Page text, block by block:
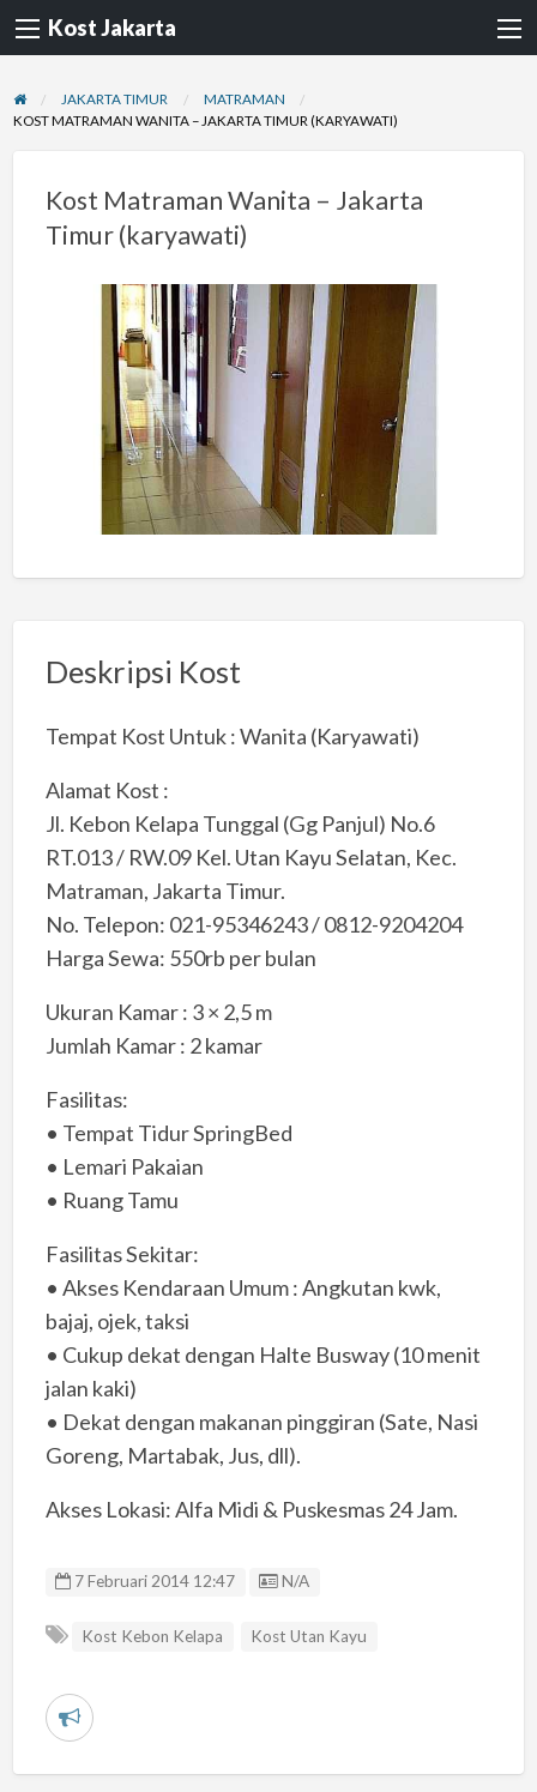
Kost Jakarta
JAKARTA TIMUR
MATRAMAN
KOST MATRAMAN WANITA – JAKARTA TIMUR (KARYAWATI)
Kost Matraman Wanita – Jakarta
Timur (karyawati)
Deskripsi Kost
Tempat Kost Untuk : Wanita (Karyawati)
Alamat Kost :
Jl. Kebon Kelapa Tunggal (Gg Panjul) No.6
RT.013 / RW.09 Kel. Utan Kayu Selatan, Kec.
Matraman, Jakarta Timur.
No. Telepon: 021-95346243 / 0812-9204204
Harga Sewa: 550rb per bulan
Ukuran Kamar : 3 × 2,5 m
Jumlah Kamar : 2 kamar
Fasilitas:
• Tempat Tidur SpringBed
• Lemari Pakaian
• Ruang Tamu
Fasilitas Sekitar:
• Akses Kendaraan Umum : Angkutan kwk,
bajaj, ojek, taksi
• Cukup dekat dengan Halte Busway (10 menit
jalan kaki)
• Dekat dengan makanan pinggiran (Sate, Nasi
Goreng, Martabak, Jus, dll).
Akses Lokasi: Alfa Midi & Puskesmas 24 Jam.
7 Februari 2014 12:47 Listing ID
N/A
Kost Kebon Kelapa Kost Utan Kayu
L